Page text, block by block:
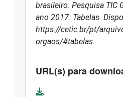
brasileiro: Pesquisa TIC
ano 2017: Tabelas.
https://cetic.br/pt/
orgaos/#tabelas.
URL(s) para